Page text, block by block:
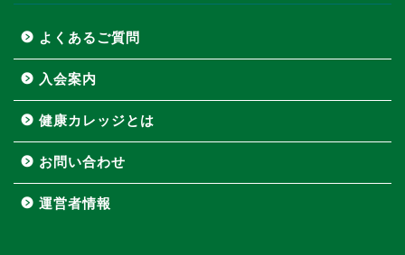
よくあるご質問
入会案内
健康カレッジとは
お問い合わせ
運営者情報